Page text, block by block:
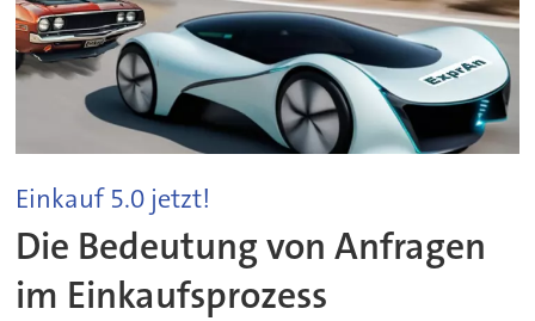
Einkauf 5.0 jetzt!
Die Bedeutung von Anfragen
im Einkaufsprozess